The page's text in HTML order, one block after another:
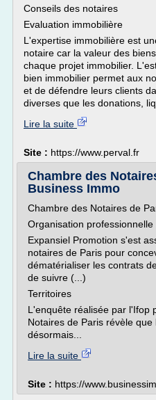
Conseils des notaires
Evaluation immobilière
L'expertise immobilière est
notaire car la valeur des
chaque projet immobilier.
bien immobilier permet aux
et de défendre leurs clients
diverses que les donations,
Lire la suite
Site : https://www.perval.fr
Chambre des
Business Immo
Chambre des Notaires de
Organisation
Expansiel Promotion s'est
notaires de Paris pour
dématérialiser les contrats
de suivre (...)
Territoires
L'enquête réalisée par l'Ifop
Notaires de Paris révèle
désormais...
Lire la suite
Site : https://